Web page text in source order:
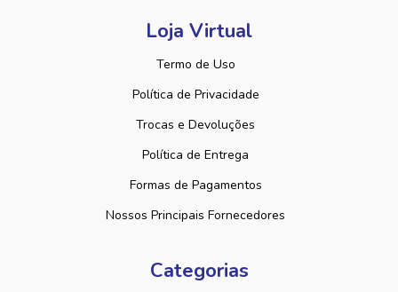
Loja Virtual
Termo de Uso
Política de Privacidade
Trocas e Devoluções
Política de Entrega
Formas de Pagamentos
Nossos Principais Fornecedores
Categorias